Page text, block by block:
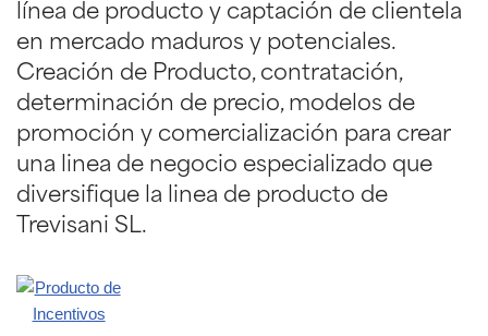
línea de producto y captación de clientela
en mercado maduros y potenciales.
Creación de Producto, contratación,
determinación de precio, modelos de
promoción y comercialización para crear
una linea de negocio especializado que
diversifique la linea de producto de
Trevisani SL.